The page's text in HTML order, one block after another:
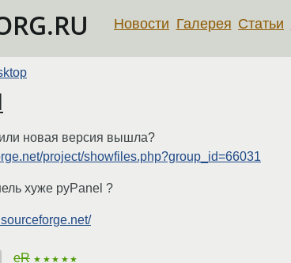
Новости Галерея Статьи
новая версия вышла?
project/showfiles.php?group_id=66031
хуже pyPanel ?
eR ★★★★★